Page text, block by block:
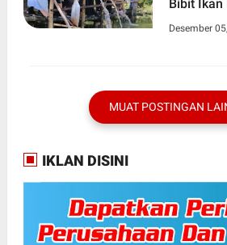
Bibit Ikan
Desember
MUAT POSTINGAN
IKLAN DISINI